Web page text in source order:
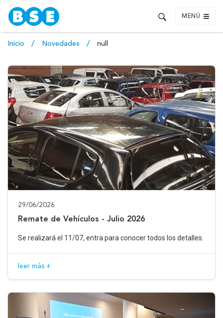
MENÚ
Inicio Novedades null
29/06/2026
Remate de Vehículos - Julio 2026
Se realizará el 11/07, entra para conocer todos los detalles.
leer más +